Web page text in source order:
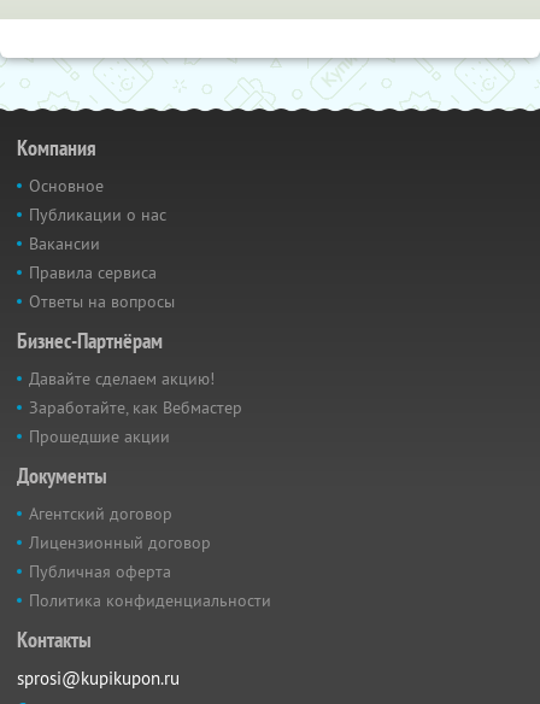
Компания
Основное
Публикации о нас
Вакансии
Правила сервиса
Ответы на вопросы
Бизнес-Партнёрам
Давайте сделаем акцию!
Заработайте, как Вебмастер
Прошедшие акции
Документы
Агентский договор
Лицензионный договор
Публичная оферта
Политика конфиденциальности
Контакты
sprosi@kupikupon.ru